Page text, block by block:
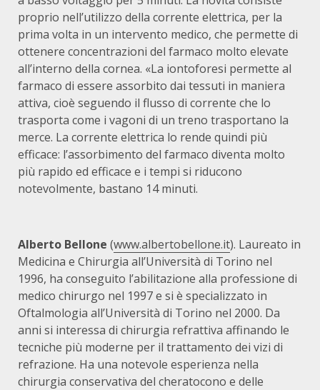
proprio nell’utilizzo della corrente elettrica, per la
prima volta in un intervento medico, che permette di
ottenere concentrazioni del farmaco molto elevate
all’interno della cornea. «La iontoforesi permette al
farmaco di essere assorbito dai tessuti in maniera
attiva, cioè seguendo il flusso di corrente che lo
trasporta come i vagoni di un treno trasportano la
merce. La corrente elettrica lo rende quindi più
efficace: l’assorbimento del farmaco diventa molto
più rapido ed efficace e i tempi si riducono
notevolmente, bastano 14 minuti.
Alberto Bellone (www.albertobellone.it). Laureato in
Medicina e Chirurgia all’Università di Torino nel
1996, ha conseguito l’abilitazione alla professione di
medico chirurgo nel 1997 e si è specializzato in
Oftalmologia all’Università di Torino nel 2000. Da
anni si interessa di chirurgia refrattiva affinando le
tecniche più moderne per il trattamento dei vizi di
refrazione. Ha una notevole esperienza nella
chirurgia conservativa del cheratocono e delle